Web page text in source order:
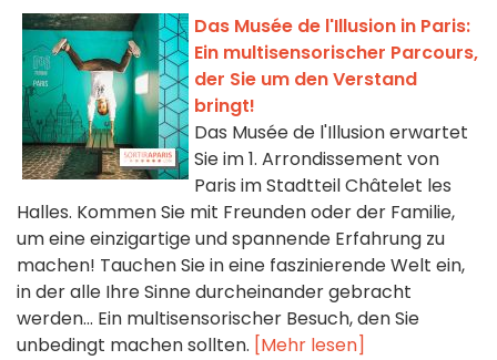
Das Musée de l'Illusion in Paris:
Ein multisensorischer Parcours,
der Sie um den Verstand
bringt!
Das Musée de l'Illusion erwartet
Sie im 1. Arrondissement von
Paris im Stadtteil Châtelet les
Halles. Kommen Sie mit Freunden oder der Familie,
um eine einzigartige und spannende Erfahrung zu
machen! Tauchen Sie in eine faszinierende Welt ein,
in der alle Ihre Sinne durcheinander gebracht
werden... Ein multisensorischer Besuch, den Sie
unbedingt machen sollten. [Mehr lesen]